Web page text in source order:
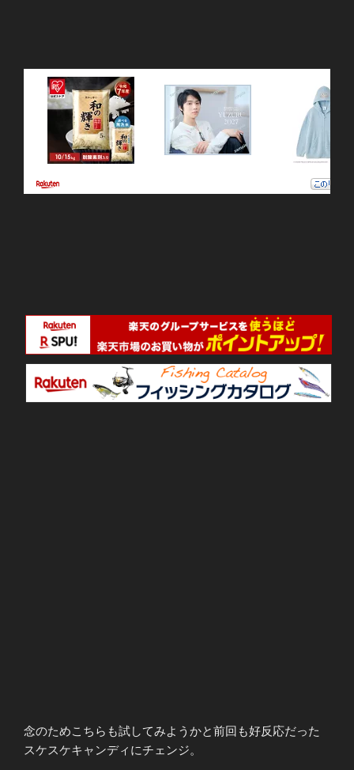
念のためこちらも試してみようかと前回も好反応だった
スケスケキャンディにチェンジ。